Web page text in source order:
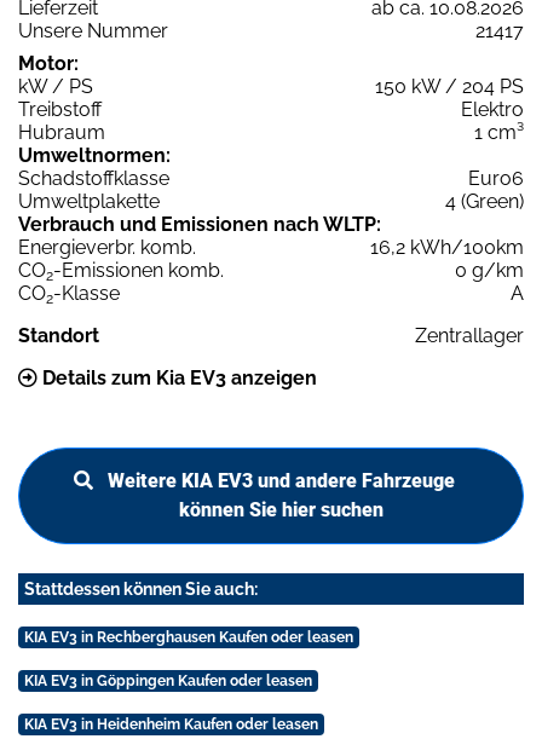
Lieferzeit
ab ca. 10.08.2026
Unsere Nummer
21417
Motor:
kW / PS
150 kW / 204 PS
Treibstoff
Elektro
Hubraum
1 cm³
Umweltnormen:
Schadstoffklasse
Euro6
Umweltplakette
4 (Green)
Verbrauch und Emissionen nach WLTP:
Energieverbr. komb.
16,2 kWh/100km
CO2-Emissionen komb.
0 g/km
CO2-Klasse
A
Standort
Zentrallager
Details zum Kia EV3 anzeigen
Weitere KIA EV3 und andere Fahrzeuge
können Sie hier suchen
Stattdessen können Sie auch:
KIA EV3 in Rechberghausen Kaufen oder leasen
KIA EV3 in Göppingen Kaufen oder leasen
KIA EV3 in Heidenheim Kaufen oder leasen